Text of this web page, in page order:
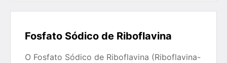
Fosfato Sódico de Riboflavina
O Fosfato Sódico de Riboflavina (Riboflavina-